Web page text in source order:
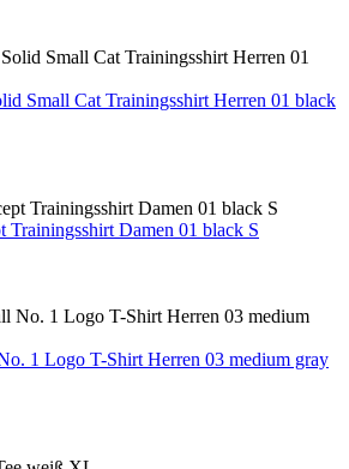
Small Cat Trainingsshirt Herren 01 black
Trainingsshirt Damen 01 black S
1 Logo T-Shirt Herren 03 medium gray